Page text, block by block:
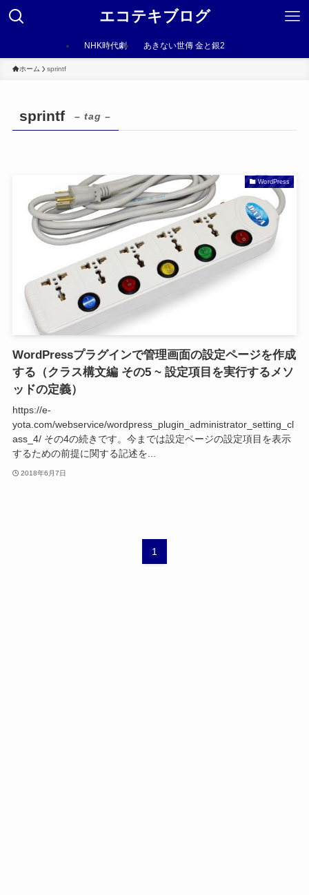
エコテキブログ
NHK時代劇 あきない世傳 金と銀2
ホーム sprintf
sprintf – tag –
WordPress
WordPressプラグインで管理画面の設定ページを作成
する（クラス構文編 その5 ~ 設定項目を実行するメソ
ッドの定義）
https://e-
yota.com/webservice/wordpress_plugin_administrator_setting_cl
ass_4/ その4の続きです。今までは設定ページの設定項目を表示
するための前提に関する記述を...
2018年6月7日
1